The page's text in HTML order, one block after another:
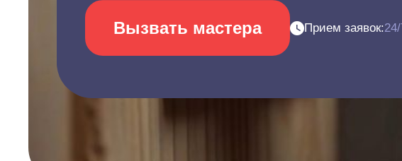
Вызвать мастера Прием заявок: